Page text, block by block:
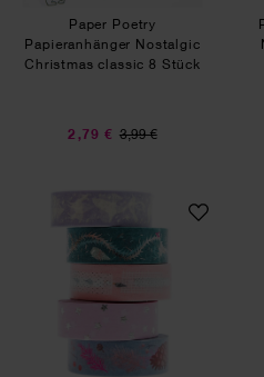
Paper Poetry
Papieranhänger Nostalgic
Christmas classic 8 Stück
2,79 € 3,99 €
Paper Poetry